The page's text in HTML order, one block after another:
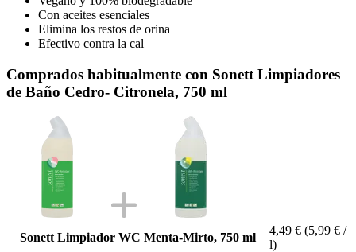
Con aceites esenciales
Elimina los restos de orina
Efectivo contra la cal
Comprados habitualmente con Sonett Limpiadores
de Baño Cedro- Citronela, 750 ml
Sonett Limpiador WC Menta-Mirto, 750 ml
4,49 € (5,99 € /
l)